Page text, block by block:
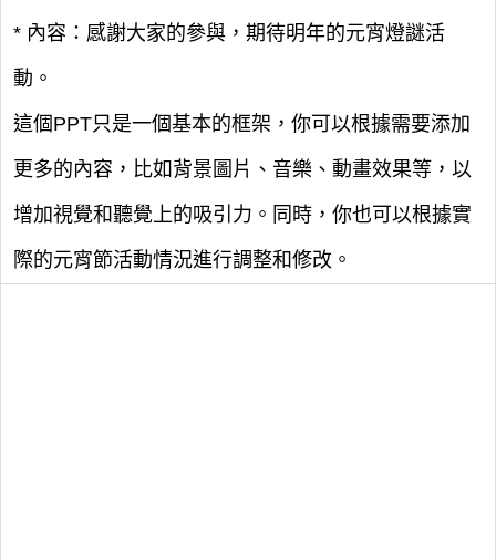
* 內容：感謝大家的參與，期待明年的元宵燈謎活
動。
這個PPT只是一個基本的框架，你可以根據需要添加
更多的內容，比如背景圖片、音樂、動畫效果等，以
增加視覺和聽覺上的吸引力。同時，你也可以根據實
際的元宵節活動情況進行調整和修改。